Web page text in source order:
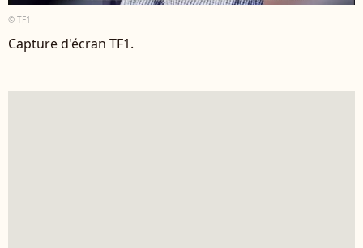
© TF1
Capture d'écran TF1.